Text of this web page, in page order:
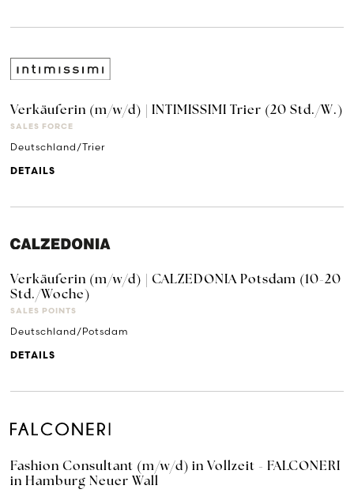
Verkäuferin (m/w/d) | INTIMISSIMI Trier (20 Std./W.)
SALES FORCE
Deutschland/Trier
DETAILS
Verkäuferin (m/w/d) | CALZEDONIA Potsdam (10-20
Std./Woche)
SALES POINTS
Deutschland/Potsdam
DETAILS
Fashion Consultant (m/w/d) in Vollzeit - FALCONERI
in Hamburg Neuer Wall